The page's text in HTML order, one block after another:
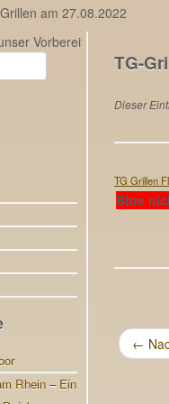
am 27.08.2022
für
Rhein – Ein
TG-
Dieser
TG Grillen
Bitte
←